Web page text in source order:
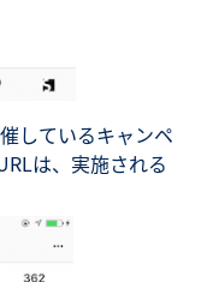
しているキャンペ
は、実施される